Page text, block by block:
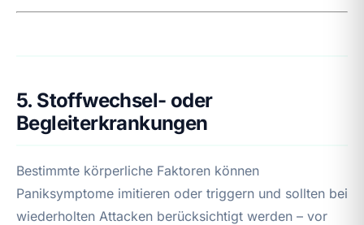
5. Stoffwechsel- oder
Begleiterkrankungen
Bestimmte körperliche Faktoren können
Paniksymptome imitieren oder triggern und sollten bei
wiederholten Attacken berücksichtigt werden – vor